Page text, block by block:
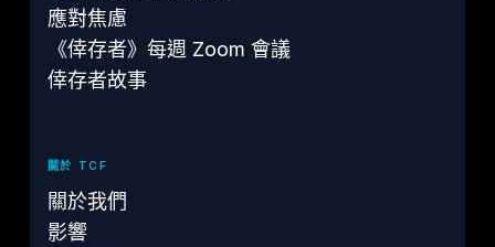
應對焦慮
《倖存者》每週 Zoom 會議
倖存者故事
關於 TCF
關於我們
影響